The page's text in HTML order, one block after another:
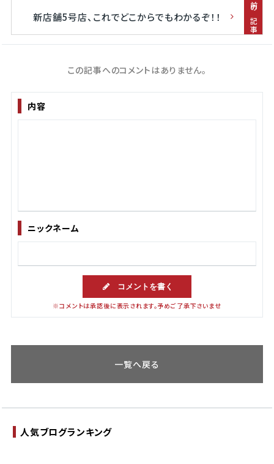
前の記事
新店舗5号店、これでどこからでもわかるぞ！！
この記事へのコメントはありません。
ニックネーム
内容
コメントを書く
※コメントは承認後に表示されます。予めご了承下さいませ
一覧へ戻る
人気ブログランキング